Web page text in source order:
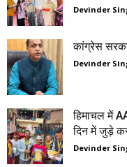
Devinder
कांग्रेस
Devinder
हिमाचल में
दिन में जुड़े
Devinder